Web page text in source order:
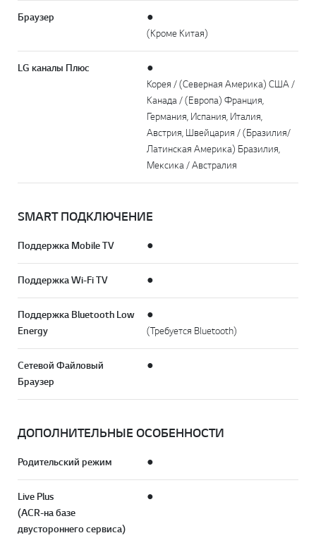
Браузер
●
(Кроме Китая)
LG каналы Плюс
●
Корея / (Северная Америка) США /
Канада / (Европа) Франция,
Германия, Испания, Италия,
Австрия, Швейцария / (Бразилия/
Латинская Америка) Бразилия,
Мексика / Австралия
SMART ПОДКЛЮЧЕНИЕ
Поддержка Mobile TV ●
Поддержка Wi-Fi TV ●
Поддержка Bluetooth Low
Energy
●
(Требуется Bluetooth)
Сетевой Файловый
Браузер
●
ДОПОЛНИТЕЛЬНЫЕ ОСОБЕННОСТИ
Родительский режим ●
Live Plus
(ACR-на базе
двустороннего сервиса)
●